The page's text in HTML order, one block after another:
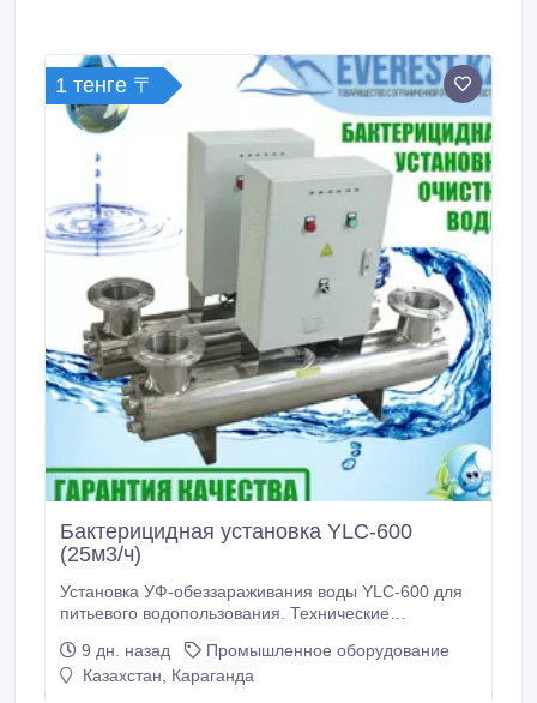
1 тенге 〒
Бактерицидная установка YLC-600
(25м3/ч)
Установка УФ-обеззараживания воды YLC-600 для
питьевого водопользования. Технические
Давление, кгс/см2 (min…max): 2…6 Гидравлическое
сопротивление в установке, кгс/см2: не более 0, 2
9 дн. назад
Промышленное оборудование
Казахстан, Караганда